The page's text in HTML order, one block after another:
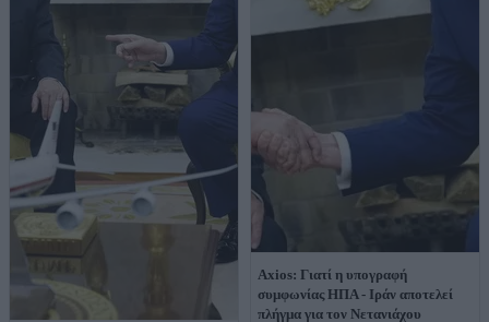
Axios: Γιατί η υπογραφή
συμφωνίας ΗΠΑ - Ιράν αποτελεί
πλήγμα για τον Νετανιάχου